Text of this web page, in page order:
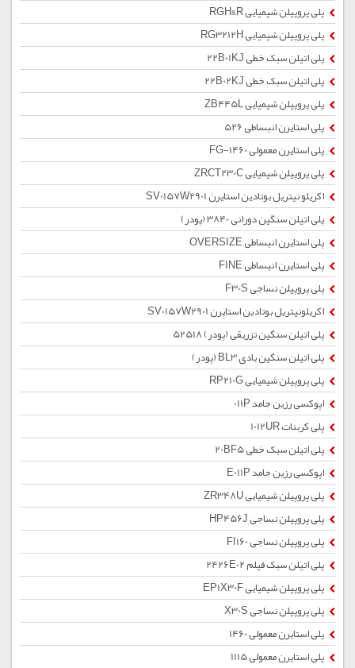
پلی پروپیلن شیمیایی RGH&R
پلی پروپیلن شیمیایی RG3212H
پلی اتیلن سبک خطی 22B01KJ
پلی اتیلن سبک خطی 22B02KJ
پلی پروپیلن شیمیایی ZB445L
پلی استایرن انبساطی 526
پلی استایرن معمولی 1460-FG
پلی پروپیلن شیمیایی ZRCT230C
اکریلو نیتریل بوتادین استایرن SV0157W2901
پلی اتیلن سنگین دورانی 3840 (پودر)
پلی استایرن انبساطی OVERSIZE
پلی استایرن انبساطی FINE
پلی پروپیلن نساجی F30S
اکریلونیتریل بوتادین استایرن SV0157W2901
پلی اتیلن سنگین تزریقی (پودر) 52518
پلی اتیلن سنگین بادی BL3 (پودر)
پلی پروپیلن شیمیایی RP210G
اپوکسی رزین جامد 011P
پلی کربنات 1012UR
پلی اتیلن سبک خطی 20BF5
اپوکسی رزین جامد E011P
پلی پروپیلن شیمیایی ZR348U
پلی پروپیلن نساجی HP456J
پلی پروپیلن نساجی FI160
پلی اتیلن سبک فیلم 2426E02
پلی پروپیلن شیمیایی EP1X30F
پلی پروپیلن نساجی X30S
پلی استایرن معمولی 1460
پلی استایرن معمولی 1115